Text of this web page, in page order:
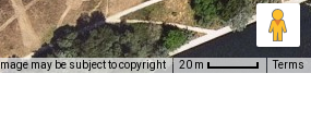
Image may be subject to copyright 20 m Terms